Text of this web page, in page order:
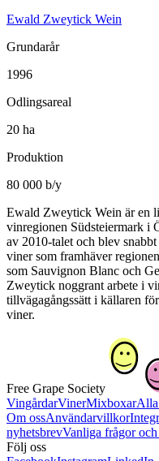
Ewald Zweytick Wein
Grundarår
1996
Odlingsareal
20 ha
Produktion
80 000 b/y
Ewald Zweytick Wein är en
vinregionen Südsteiermark i
av 2010-talet och blev
viner som framhäver
som Sauvignon Blanc och
Zweytick noggrant arbete i
tillvägagångssätt i källaren
viner.
Free Grape Society
VingårdarVinerMixboxarAlla
Om ossAnvändarvillkor
nyhetsbrevVanliga frågor
Följ oss